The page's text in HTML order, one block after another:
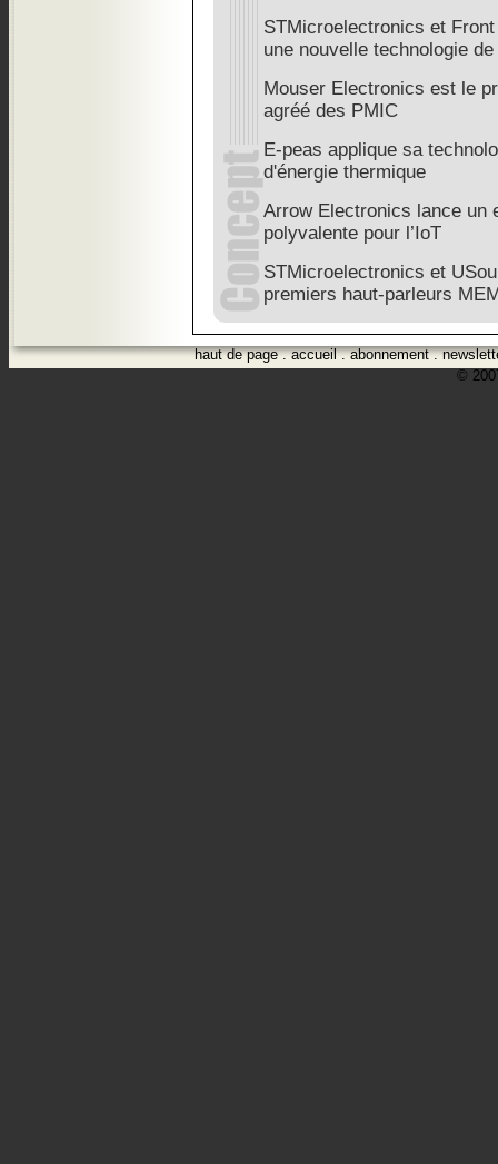
STMicroelectronics et
une nouvelle technologie
Mouser Electronics est le
agréé des PMIC
E-peas applique sa
d'énergie thermique
Arrow Electronics lance un
polyvalente pour l’IoT
STMicroelectronics et
premiers haut-parleurs
haut de page.accueil.abonnement.
©